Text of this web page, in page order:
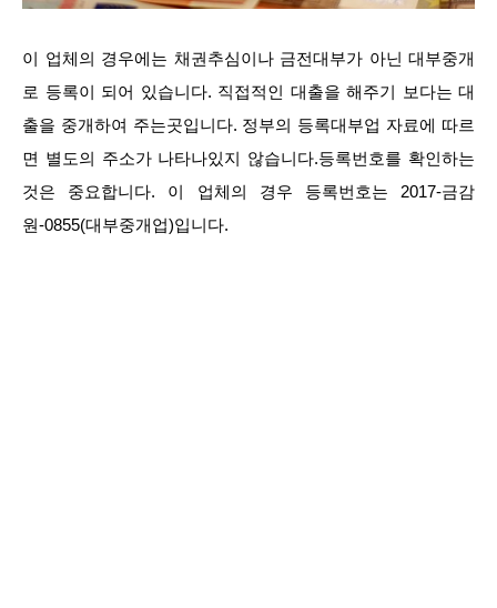
이 업체의 경우에는 채권추심이나 금전대부가 아닌 대부중개
로 등록이 되어 있습니다. 직접적인 대출을 해주기 보다는 대
출을 중개하여 주는곳입니다. 정부의 등록대부업 자료에 따르
면 별도의 주소가 나타나있지 않습니다.등록번호를 확인하는
것은 중요합니다. 이 업체의 경우 등록번호는 2017-금감
원-0855(대부중개업)입니다.